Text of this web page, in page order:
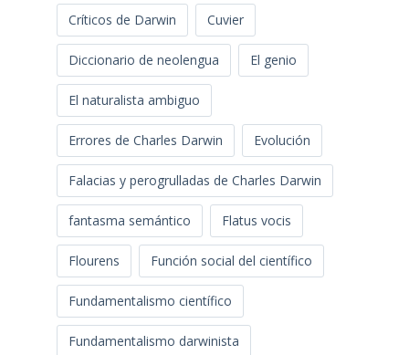
Críticos de Darwin Cuvier
Diccionario de neolengua El genio
El naturalista ambiguo
Errores de Charles Darwin Evolución
Falacias y perogrulladas de Charles Darwin
fantasma semántico Flatus vocis
Flourens Función social del científico
Fundamentalismo científico
Fundamentalismo darwinista